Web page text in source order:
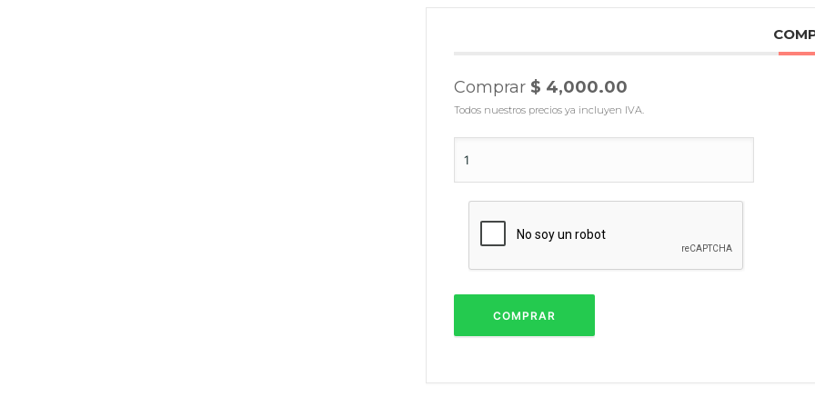
Comprar $ 4,000.00
Todos nuestros precios ya incluyen IVA.
COMPRAR